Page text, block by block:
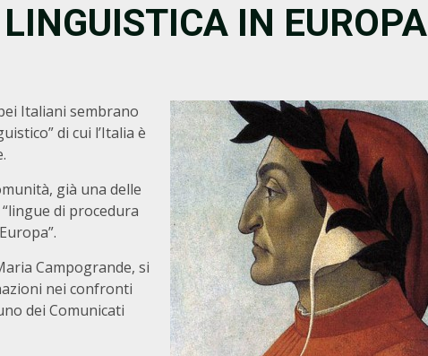
IN EUROPA
Italiani sembrano
di cui l’Italia è
già una delle
di procedura
Campogrande, si
nei confronti
dei Comunicati